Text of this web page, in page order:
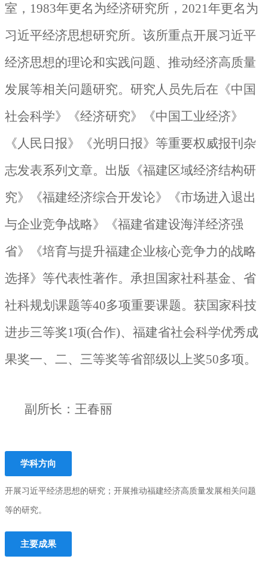
室，1983年更名为经济研究所，2021年更名为
习近平经济思想研究所。该所重点开展习近平
经济思想的理论和实践问题、推动经济高质量
发展等相关问题研究。研究人员先后在《中国
社会科学》《经济研究》《中国工业经济》
《人民日报》《光明日报》等重要权威报刊杂
志发表系列文章。出版《福建区域经济结构研
究》《福建经济综合开发论》《市场进入退出
与企业竞争战略》《福建省建设海洋经济强
省》《培育与提升福建企业核心竞争力的战略
选择》等代表性著作。承担国家社科基金、省
社科规划课题等40多项重要课题。获国家科技
进步三等奖1项(合作)、 福建省社会科学优秀成
果奖一、二、三等奖等省部级以上奖50多项。
副所长：王春丽
学科方向
开展习近平经济思想的研究；开展推动福建经济高质量发展相关问题
等的研究。
主要成果